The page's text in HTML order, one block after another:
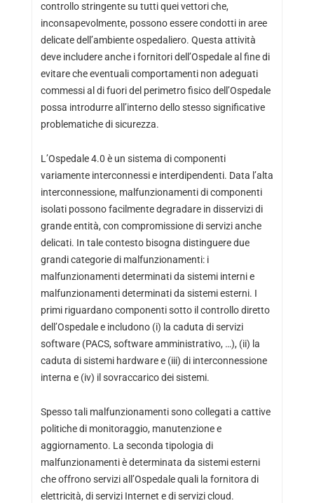
controllo stringente su tutti quei vettori che,
inconsapevolmente, possono essere condotti in aree
delicate dell’ambiente ospedaliero. Questa attività
deve includere anche i fornitori dell’Ospedale al fine di
evitare che eventuali comportamenti non adeguati
commessi al di fuori del perimetro fisico dell’Ospedale
possa introdurre all’interno dello stesso significative
problematiche di sicurezza.
L’Ospedale 4.0 è un sistema di componenti
variamente interconnessi e interdipendenti. Data l’alta
interconnessione, malfunzionamenti di componenti
isolati possono facilmente degradare in disservizi di
grande entità, con compromissione di servizi anche
delicati. In tale contesto bisogna distinguere due
grandi categorie di malfunzionamenti: i
malfunzionamenti determinati da sistemi interni e
malfunzionamenti determinati da sistemi esterni. I
primi riguardano componenti sotto il controllo diretto
dell’Ospedale e includono (i) la caduta di servizi
software (PACS, software amministrativo, …), (ii) la
caduta di sistemi hardware e (iii) di interconnessione
interna e (iv) il sovraccarico dei sistemi.
Spesso tali malfunzionamenti sono collegati a cattive
politiche di monitoraggio, manutenzione e
aggiornamento. La seconda tipologia di
malfunzionamenti è determinata da sistemi esterni
che offrono servizi all’Ospedale quali la fornitora di
elettricità, di servizi Internet e di servizi cloud.